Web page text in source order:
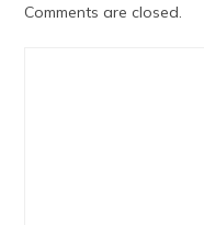
Comments are closed.